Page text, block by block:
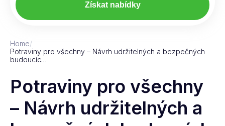
Získat nabídky
Home/
Potraviny pro všechny – Návrh udržitelných a bezpečných
budoucíc…
Potraviny pro všechny
– Návrh udržitelných a